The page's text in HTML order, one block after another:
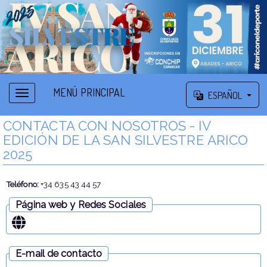
MENÚ PRINCIPAL ESPAÑOL
CONTACTA CON NOSOTROS - IV
EDICIÓN DE LA SAN SILVESTRE ARICO
2025
Teléfono:+34 635 43 44 57
Página web y Redes Sociales
E-mail de contacto